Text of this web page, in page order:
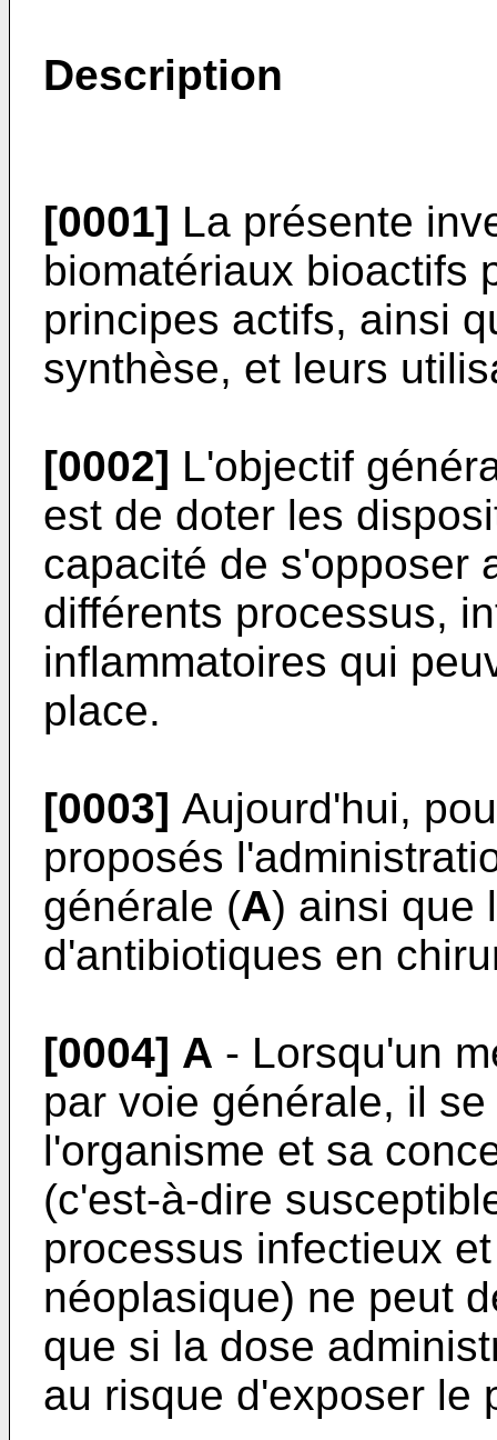
Description
[0001] La présente
biomatériaux bioactifs
principes actifs, ainsi
synthèse, et leurs
[0002] L'objectif
est de doter les
capacité de s'opposer
différents processus,
inflammatoires qui
place.
[0003] Aujourd'hui,
proposés
générale (A) ainsi que
d'antibiotiques en
[0004] A - Lorsqu'un
par voie générale, il
l'organisme et sa
(c'est-à-dire
processus infectieux
néoplasique) ne peut
que si la dose
au risque d'exposer le